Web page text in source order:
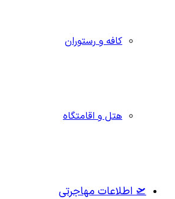
کافه و رستوران
هتل و اقامتگاه
🛫 اطلاعات مهاجرتی